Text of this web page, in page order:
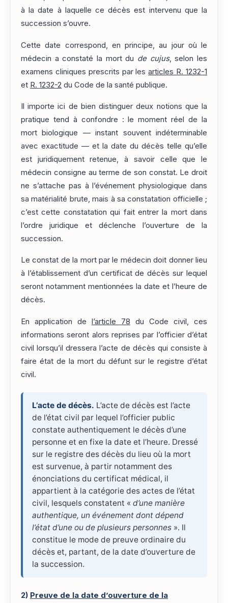
à la date à laquelle ce décès est intervenu que la
succession s’ouvre.
Cette date correspond, en principe, au jour où le
médecin a constaté la mort du de cujus, selon les
examens cliniques prescrits par lesarticles R. 1232-1
et R. 1232-2 du Code de la santé publique.
Il importe ici de bien distinguer deux notions que la
pratique tend à confondre : le moment réel de la
mort biologique — instant souvent indéterminable
avec exactitude — et la date du décès telle qu’elle
est juridiquement retenue, à savoir celle que le
médecin consigne au terme de son constat. Le droit
ne s’attache pas à l’événement physiologique dans
sa matérialité brute, mais à sa constatation officielle ;
c’est cette constatation qui fait entrer la mort dans
l’ordre juridique et déclenche l’ouverture de la
succession.
Le constat de la mort par le médecin doit donner lieu
à l’établissement d’un certificat de décès sur lequel
seront notamment mentionnées la date et l’heure de
décès.
En application de l’article 78 du Code civil, ces
informations seront alors reprises par l’officier d’état
civil lorsqu’il dressera l’acte de décès qui consiste à
faire état de la mort du défunt sur le registre d’état
civil.
L’acte de décès. L’acte de décès est l’acte
de l’état civil par lequel l’officier public
constate authentiquement le décès d’une
personne et en fixe la date et l’heure. Dressé
sur le registre des décès du lieu où la mort
est survenue, à partir notamment des
énonciations du certificat médical, il
appartient à la catégorie des actes de l’état
civil, lesquels constatent « d’une manière
authentique, un événement dont dépend
l’état d’une ou de plusieurs personnes ». Il
constitue le mode de preuve ordinaire du
décès et, partant, de la date d’ouverture de
la succession.
2) Preuve de la date d’ouverture de la